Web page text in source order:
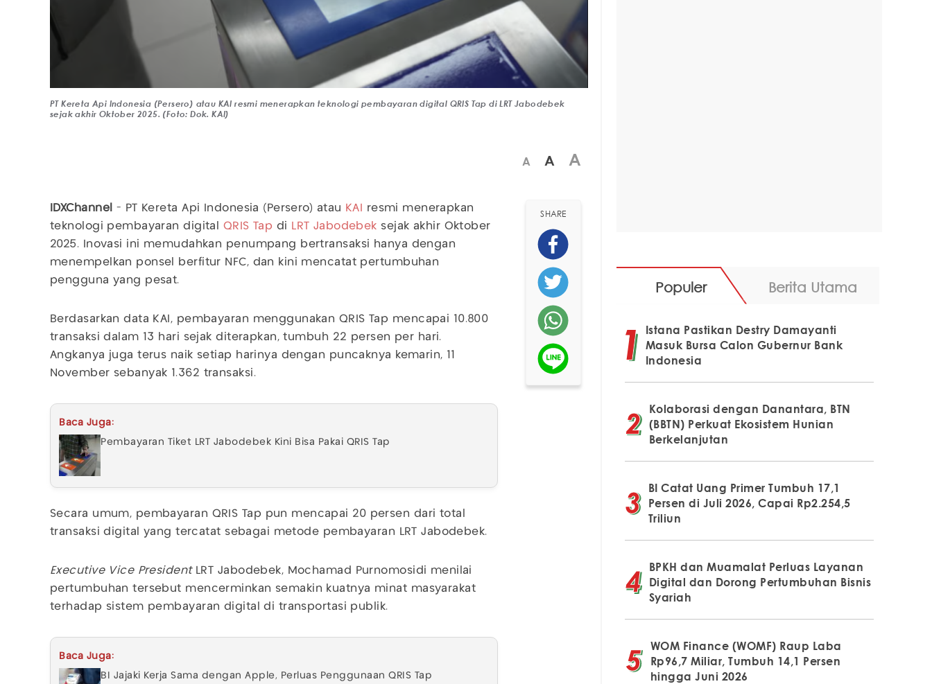
PT Kereta Api Indonesia (Persero) atau KAI resmi menerapkan teknologi pembayaran digital QRIS Tap di LRT Jabodebek
sejak akhir Oktober 2025. (Foto: Dok. KAI)
A A A
IDXChannel - PT Kereta Api Indonesia (Persero) atau KAI
resmi menerapkan
teknologi pembayaran digital QRIS Tap di LRT Jabodebek sejak akhir Oktober
2025. Inovasi ini memudahkan penumpang bertransaksi hanya dengan
menempelkan ponsel berfitur NFC, dan kini mencatat pertumbuhan
pengguna yang pesat.
Berdasarkan data KAI, pembayaran menggunakan QRIS Tap mencapai 10.800
transaksi dalam 13 hari sejak diterapkan, tumbuh 22 persen per hari.
Angkanya juga terus naik setiap harinya dengan puncaknya kemarin, 11
November sebanyak 1.362 transaksi.
Baca Juga:
Pembayaran Tiket LRT Jabodebek Kini Bisa Pakai QRIS Tap
Secara umum, pembayaran QRIS Tap pun mencapai 20 persen dari total
transaksi digital yang tercatat sebagai metode pembayaran LRT Jabodebek.
Executive Vice President LRT Jabodebek, Mochamad Purnomosidi menilai
pertumbuhan tersebut mencerminkan semakin kuatnya minat masyarakat
terhadap sistem pembayaran digital di transportasi publik.
Baca Juga:
BI Jajaki Kerja Sama dengan Apple, Perluas Penggunaan QRIS Tap
SHARE
Populer Berita Utama
Istana Pastikan Destry Damayanti
Masuk Bursa Calon Gubernur Bank
Indonesia
Kolaborasi dengan Danantara, BTN
(BBTN) Perkuat Ekosistem Hunian
Berkelanjutan
BI Catat Uang Primer Tumbuh 17,1
Persen di Juli 2026, Capai Rp2.254,5
Triliun
BPKH dan Muamalat Perluas Layanan
Digital dan Dorong Pertumbuhan Bisnis
Syariah
WOM Finance (WOMF) Raup Laba
Rp96,7 Miliar, Tumbuh 14,1 Persen
hingga Juni 2026